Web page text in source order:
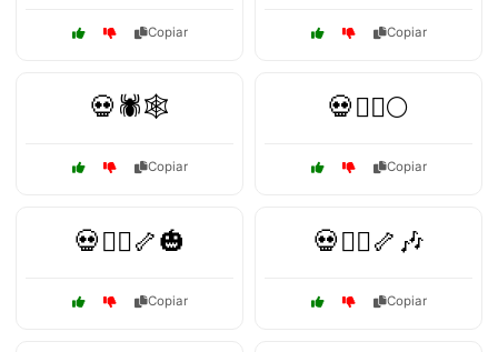
Copiar Copiar
💀🕷️🕸️
Copiar
💀🧛‍♂️🌕
Copiar
💀🧟‍♀️🦴🎃
Copiar
💀🧟‍♂️🦴🎶
Copiar